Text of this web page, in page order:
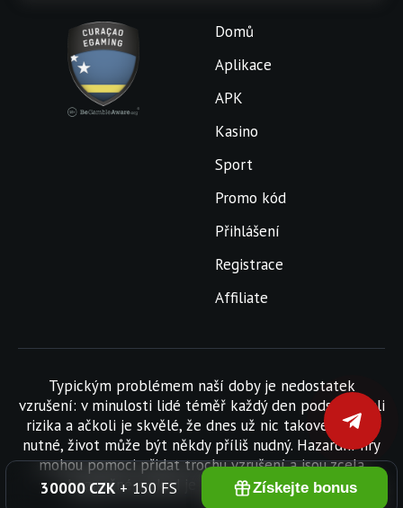
Domů
Aplikace
APK
Kasino
Sport
Promo kód
Přihlášení
Registrace
Affiliate
Typickým problémem naší doby je nedostatek
vzrušení: v minulosti lidé téměř každý den podstupovali
rizika a ačkoli je skvělé, že dnes už nic takového není
nutné, život může být někdy příliš nudný. Hazardní hry
mohou pomoci přidat trochu vzrušení a jsou zcela
bezpečné, pokud je máte pod kontrolou.
30000 CZK+ 150 FS Získejte bonus